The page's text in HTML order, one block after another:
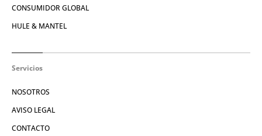
CONSUMIDOR GLOBAL
HULE & MANTEL
Servicios
NOSOTROS
AVISO LEGAL
CONTACTO